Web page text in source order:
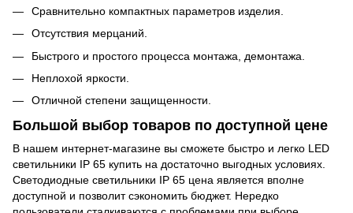
Сравнительно компактных параметров изделия.
Отсутствия мерцаний.
Быстрого и простого процесса монтажа, демонтажа.
Неплохой яркости.
Отличной степени защищенности.
Большой выбор товаров по доступной цене
В нашем интернет-магазине вы сможете быстро и легко LED
светильники IP 65 купить на достаточно выгодных условиях.
Светодиодные светильники IP 65 цена является вполне
доступной и позволит сэкономить бюджет. Нередко